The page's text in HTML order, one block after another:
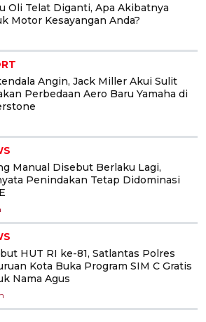
Oli Telat Diganti, Apa Akibatnya
Motor Kesayangan Anda?
Angin, Jack Miller Akui Sulit
Perbedaan Aero Baru Yamaha di
Manual Disebut Berlaku Lagi,
Penindakan Tetap Didominasi
HUT RI ke-81, Satlantas Polres
Kota Buka Program SIM C Gratis
Nama Agus